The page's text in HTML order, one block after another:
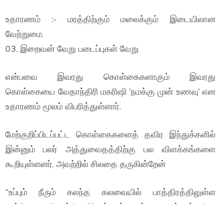
உதாரணம் :- மரத்திற்கும் மலைக்கும் இடையிலான
வேற்றுமை.
03. இறைவன் வேறு படைப்புகள் வேறு
என்பவை இவரது கொள்கைகளாகும் இவரது
கொள்கையை வேதாந்திரி மகரிஷி ‘நமக்கு முன் உணவு’ என
உதாரணம் மூலம் விபரித்துள்ளார்.
மேற்குறிப்பிடப்பட்ட கொள்கைகளைத் தவிர இந்துக்களில்
இன்னும் பலர் அத்துவைதத்திற்கு பல விளக்கங்களை
கூறியுள்ளனர். அவற்றில் சிலதை தருகின்றேன்
“உப்பும் நீரும் கலந்த கலவையில் பாத்திரத்திலுள்ள